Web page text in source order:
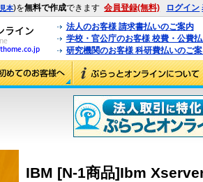
見本)を無料で作成できます 会員登録(無料) ログイン
法人のお客様 請求書払いのご案内
学校・官公庁のお客様 校費・公費
研究機関のお客様 科研費払いのご
IBM [N-1商品]Ibm